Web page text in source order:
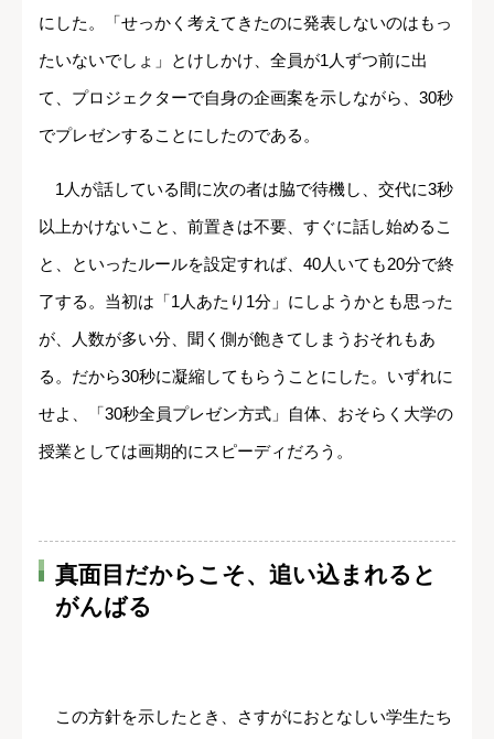
にした。「せっかく考えてきたのに発表しないのはもっ
たいないでしょ」とけしかけ、全員が1人ずつ前に出
て、プロジェクターで自身の企画案を示しながら、30秒
でプレゼンすることにしたのである。
1人が話している間に次の者は脇で待機し、交代に3秒
以上かけないこと、前置きは不要、すぐに話し始めるこ
と、といったルールを設定すれば、40人いても20分で終
了する。当初は「1人あたり1分」にしようかとも思った
が、人数が多い分、聞く側が飽きてしまうおそれもあ
る。だから30秒に凝縮してもらうことにした。いずれに
せよ、「30秒全員プレゼン方式」自体、おそらく大学の
授業としては画期的にスピーディだろう。
真面目だからこそ、追い込まれると
がんばる
この方針を示したとき、さすがにおとなしい学生たち